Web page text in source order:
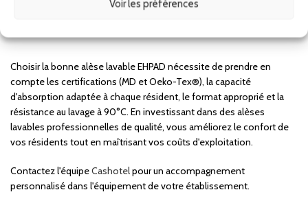
Voir les préférences
Choisir la bonne alèse lavable EHPAD nécessite de prendre en
compte les certifications (MD et Oeko-Tex®), la capacité
d'absorption adaptée à chaque résident, le format approprié et la
résistance au lavage à 90°C. En investissant dans des alèses
lavables professionnelles de qualité, vous améliorez le confort de
vos résidents tout en maîtrisant vos coûts d'exploitation.
Contactez l'équipeCashotelpour un accompagnement
personnalisé dans l'équipement de votre établissement.